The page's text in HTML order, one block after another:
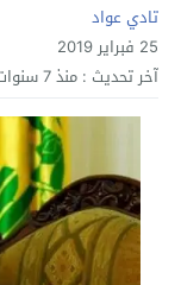
تادي عواد
25 فبراير 2019
آخر تحديث : منذ 7 سنوات